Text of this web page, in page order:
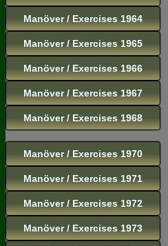
Manöver / Exercises 1964
Manöver / Exercises 1965
Manöver / Exercises 1966
Manöver / Exercises 1967
Manöver / Exercises 1968
Manöver / Exercises 1970
Manöver / Exercises 1971
Manöver / Exercises 1972
Manöver / Exercises 1973